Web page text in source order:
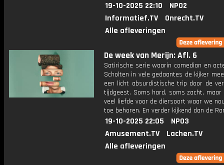
19-10-2025 22:10
NPO2
Informatief.TV
Onrecht.TV
Alle afleveringen
De week van Merijn: Afl. 6
Satirische serie waarin comedian en
Scholten in vele gedaantes de kijker
een licht absurdistische trip door de
tijdgeest. Soms hard, soms zacht,
veel liefde voor de diersoort waar we
toe behoren. En verder kijkend dan de
19-10-2025 22:05
NPO3
Amusement.TV
Lachen.TV
Alle afleveringen